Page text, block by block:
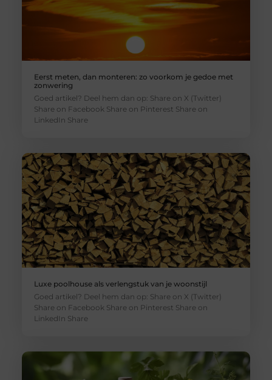
Eerst meten, dan monteren: zo voorkom je gedoe met
zonwering
Goed artikel? Deel hem dan op: Share on X (Twitter)
Share on Facebook Share on Pinterest Share on
LinkedIn Share
Luxe poolhouse als verlengstuk van je woonstijl
Goed artikel? Deel hem dan op: Share on X (Twitter)
Share on Facebook Share on Pinterest Share on
LinkedIn Share